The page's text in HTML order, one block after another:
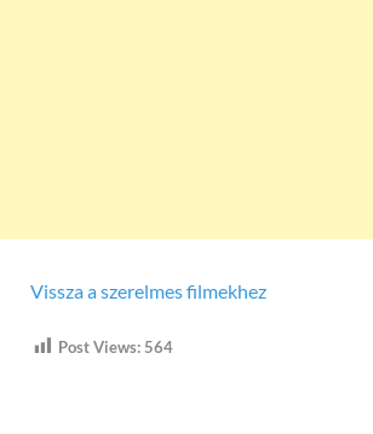
Vissza a szerelmes filmekhez
Post Views: 564